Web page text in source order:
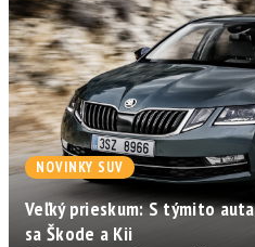
NOVINKY SUV
Veľký prieskum: S týmito
sa Škode a Kii